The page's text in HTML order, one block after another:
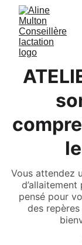
Vous attendez
pensé pour
des repères